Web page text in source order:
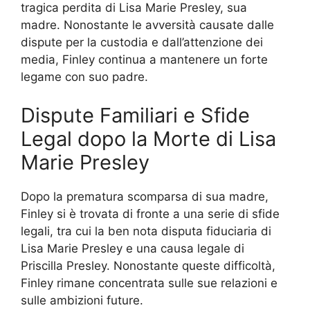
tragica perdita di Lisa Marie Presley, sua
madre. Nonostante le avversità causate dalle
dispute per la custodia e dall’attenzione dei
media, Finley continua a mantenere un forte
legame con suo padre.
Dispute Familiari e Sfide
Legal dopo la Morte di Lisa
Marie Presley
Dopo la prematura scomparsa di sua madre,
Finley si è trovata di fronte a una serie di sfide
legali, tra cui la ben nota disputa fiduciaria di
Lisa Marie Presley e una causa legale di
Priscilla Presley. Nonostante queste difficoltà,
Finley rimane concentrata sulle sue relazioni e
sulle ambizioni future.